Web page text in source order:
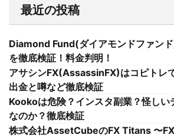
最近の投稿
Diamond Fund(ダイアモンドファン
を徹底検証！料金判明！
アサシンFX(AssassinFX)はコピトレ
出金と噂など徹底検証
Kookoは危険？インスタ副業？怪しい
なのか？徹底検証
株式会社AssetCubeのFX Titans 〜